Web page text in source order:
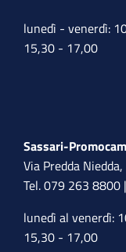
lunedì - venerdì:
15,30 - 17,00
Sassari-
Via Predda
Tel. 079 263 8800
lunedì al venerdì:
15,30 - 17,00